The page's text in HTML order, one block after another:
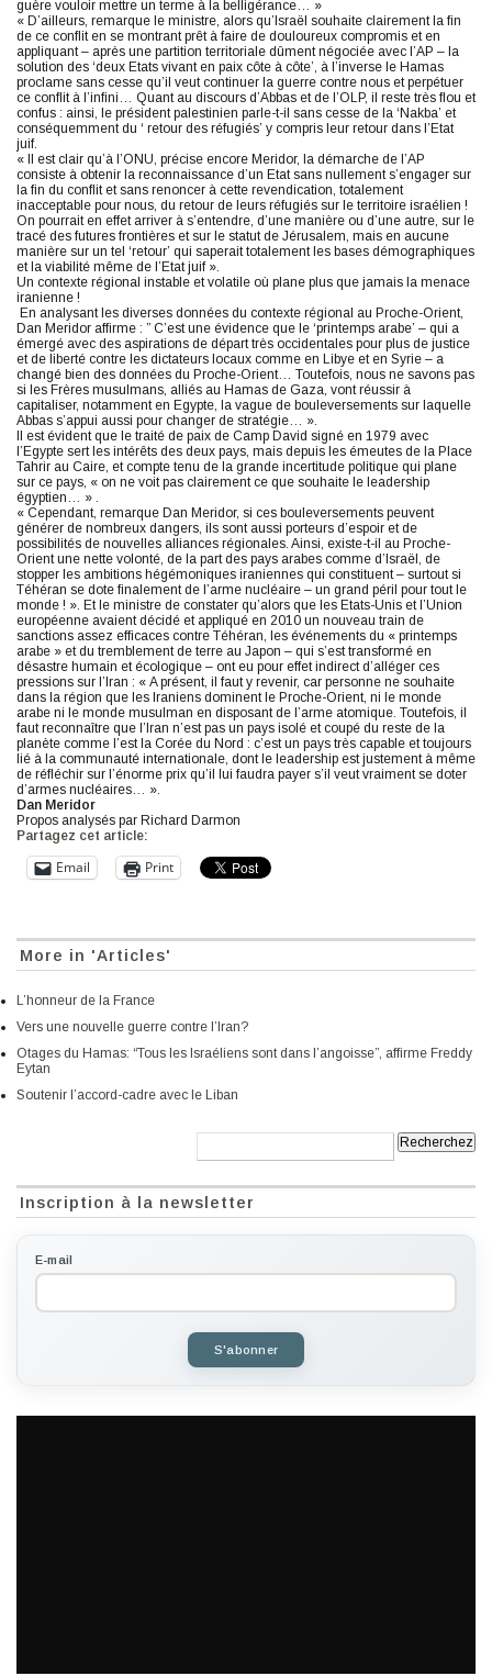
guère vouloir mettre un terme à la belligérance… »
« D’ailleurs, remarque le ministre, alors qu’Israël souhaite clairement la fin
de ce conflit en se montrant prêt à faire de douloureux compromis et en
appliquant – après une partition territoriale dûment négociée avec l’AP – la
solution des ‘deux Etats vivant en paix côte à côte’, à l’inverse le Hamas
proclame sans cesse qu’il veut continuer la guerre contre nous et perpétuer
ce conflit à l’infini… Quant au discours d’Abbas et de l’OLP, il reste très flou et
confus : ainsi, le président palestinien parle-t-il sans cesse de la ‘Nakba’ et
conséquemment du ‘ retour des réfugiés’ y compris leur retour dans l’Etat
juif.
« Il est clair qu’à l’ONU, précise encore Meridor, la démarche de l’AP
consiste à obtenir la reconnaissance d’un Etat sans nullement s’engager sur
la fin du conflit et sans renoncer à cette revendication, totalement
inacceptable pour nous, du retour de leurs réfugiés sur le territoire israélien !
On pourrait en effet arriver à s’entendre, d’une manière ou d’une autre, sur le
tracé des futures frontières et sur le statut de Jérusalem, mais en aucune
manière sur un tel ‘retour’ qui saperait totalement les bases démographiques
et la viabilité même de l’Etat juif ».
Un contexte régional instable et volatile où plane plus que jamais la menace
iranienne !
En analysant les diverses données du contexte régional au Proche-Orient,
Dan Meridor affirme : ” C’est une évidence que le ‘printemps arabe’ – qui a
émergé avec des aspirations de départ très occidentales pour plus de justice
et de liberté contre les dictateurs locaux comme en Libye et en Syrie – a
changé bien des données du Proche-Orient… Toutefois, nous ne savons pas
si les Frères musulmans, alliés au Hamas de Gaza, vont réussir à
capitaliser, notamment en Egypte, la vague de bouleversements sur laquelle
Abbas s’appui aussi pour changer de stratégie… ».
Il est évident que le traité de paix de Camp David signé en 1979 avec
l’Egypte sert les intérêts des deux pays, mais depuis les émeutes de la Place
Tahrir au Caire, et compte tenu de la grande incertitude politique qui plane
sur ce pays, « on ne voit pas clairement ce que souhaite le leadership
égyptien… » .
« Cependant, remarque Dan Meridor, si ces bouleversements peuvent
générer de nombreux dangers, ils sont aussi porteurs d’espoir et de
possibilités de nouvelles alliances régionales. Ainsi, existe-t-il au Proche-
Orient une nette volonté, de la part des pays arabes comme d’Israël, de
stopper les ambitions hégémoniques iraniennes qui constituent – surtout si
Téhéran se dote finalement de l’arme nucléaire – un grand péril pour tout le
monde ! ». Et le ministre de constater qu’alors que les Etats-Unis et l’Union
européenne avaient décidé et appliqué en 2010 un nouveau train de
sanctions assez efficaces contre Téhéran, les événements du « printemps
arabe » et du tremblement de terre au Japon – qui s’est transformé en
désastre humain et écologique – ont eu pour effet indirect d’alléger ces
pressions sur l’Iran : « A présent, il faut y revenir, car personne ne souhaite
dans la région que les Iraniens dominent le Proche-Orient, ni le monde
arabe ni le monde musulman en disposant de l’arme atomique. Toutefois, il
faut reconnaître que l’Iran n’est pas un pays isolé et coupé du reste de la
planète comme l’est la Corée du Nord : c’est un pays très capable et toujours
lié à la communauté internationale, dont le leadership est justement à même
de réfléchir sur l’énorme prix qu’il lui faudra payer s’il veut vraiment se doter
d’armes nucléaires… ».
Dan Meridor
Propos analysés par Richard Darmon
Partagez cet article:
Email Print
More in 'Articles'
L’honneur de la France
Vers une nouvelle guerre contre l’Iran?
Otages du Hamas: “Tous les Israéliens sont dans l’angoisse”, affirme Freddy
Eytan
Soutenir l’accord-cadre avec le Liban
Recherche:
Inscription à la newsletter
E-mail
S'abonner